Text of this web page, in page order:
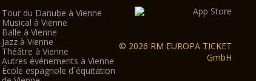
Tour du Danube à Vienne
Musical à Vienne
Balle à Vienne
Jazz à Vienne
Théâtre à Vienne
Autres événements à Vienne
École espagnole d´équitation
© 2026 RM EUROPA TICKET
GmbH